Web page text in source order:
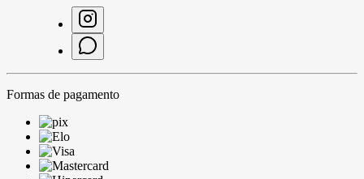
Formas de pagamento